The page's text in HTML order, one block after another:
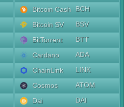
Bitcoin Cash
BCH
Bitcoin SV
BSV
BitTorrent
BTT
Cardano
ADA
ChainLink
LINK
Cosmos
ATOM
Dai
DAI